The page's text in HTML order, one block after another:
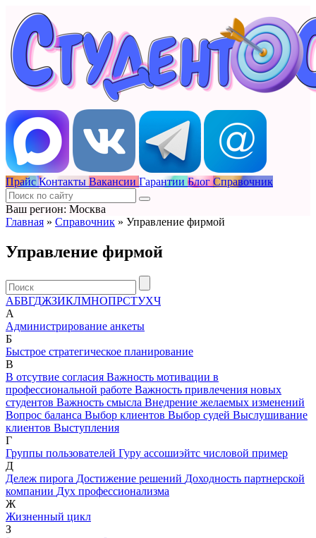
Прайс Контакты Вакансии Гарантии Блог Справочник
Ваш регион: Москва
Главная » Справочник » Управление фирмой
Управление фирмой
АБВГДЖЗИКЛМНОПРСТУХЧ
А
Администрирование анкеты
Б
Быстрое стратегическое планирование
В
В отсутвие согласия Важность мотивации в
профессиональной работе Важность привлечения новых
студентов Важность смысла Внедрение желаемых изменений
Вопрос баланса Выбор клиентов Выбор судей Выслушивание
клиентов Выступления
Г
Группы пользователей Гуру ассошиэйтс числовой пример
Д
Дележ пирога Достижение решений Доходность партнерской
компании Дух профессионализма
Ж
Жизненный цикл
З